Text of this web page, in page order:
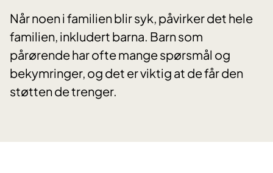
Når noen i familien blir syk, påvirker det hele
familien, inkludert barna. Barn som
pårørende har ofte mange spørsmål og
bekymringer, og det er viktig at de får den
støtten de trenger.